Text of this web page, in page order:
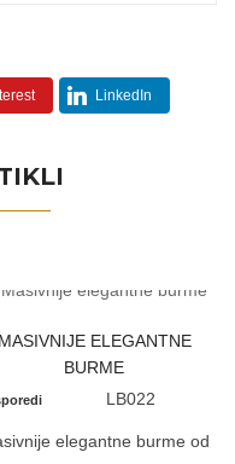
LinkedIn
MASIVNIJE ELEGANTNE
BURME
LB022
elegantne burme od